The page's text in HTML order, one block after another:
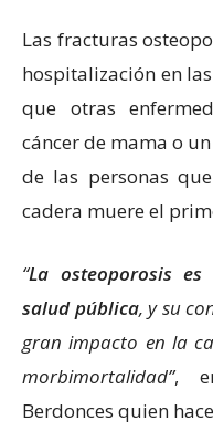
Las fracturas
hospitalización en
que otras
cáncer de mama o
de las personas
cadera muere el
“La osteoporosis
salud pública, y su
gran impacto en la
morbimortalidad”,
Berdonces quien